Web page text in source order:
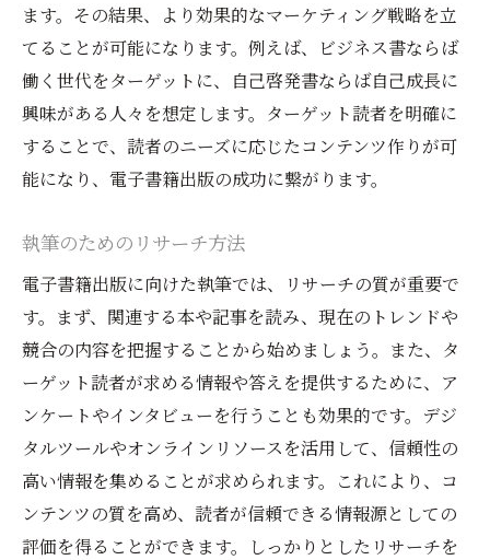
プロセス
電子書籍出版の全体像を把握する
各ステップの詳細と注意点
初心者向けのサポートツール活用方法
トラブル回避のための準備
成功体験談から学ぶポイント
電子書籍出版の夢を実現するための具体的なガ
イド
夢を形にするための目標設定
実現可能なスケジュールの作成
モチベーションを維持する方法
専門家からのアドバイスの活用
実践的な成功事例の紹介
出版後のキャリアアップの可能性
ます。その結果、より効果的なマーケティング戦略を立
てることが可能になります。例えば、ビジネス書ならば
働く世代をターゲットに、自己啓発書ならば自己成長に
興味がある人々を想定します。ターゲット読者を明確に
することで、読者のニーズに応じたコンテンツ作りが可
能になり、電子書籍出版の成功に繋がります。
執筆のためのリサーチ方法
電子書籍出版に向けた執筆では、リサーチの質が重要で
す。まず、関連する本や記事を読み、現在のトレンドや
競合の内容を把握することから始めましょう。また、タ
ーゲット読者が求める情報や答えを提供するために、ア
ンケートやインタビューを行うことも効果的です。デジ
タルツールやオンラインリソースを活用して、信頼性の
高い情報を集めることが求められます。これにより、コ
ンテンツの質を高め、読者が信頼できる情報源としての
評価を得ることができます。しっかりとしたリサーチを